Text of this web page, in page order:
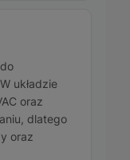
układzie
oraz
dlatego
oraz